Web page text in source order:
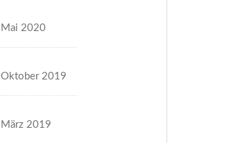
Mai 2020
Oktober 2019
März 2019